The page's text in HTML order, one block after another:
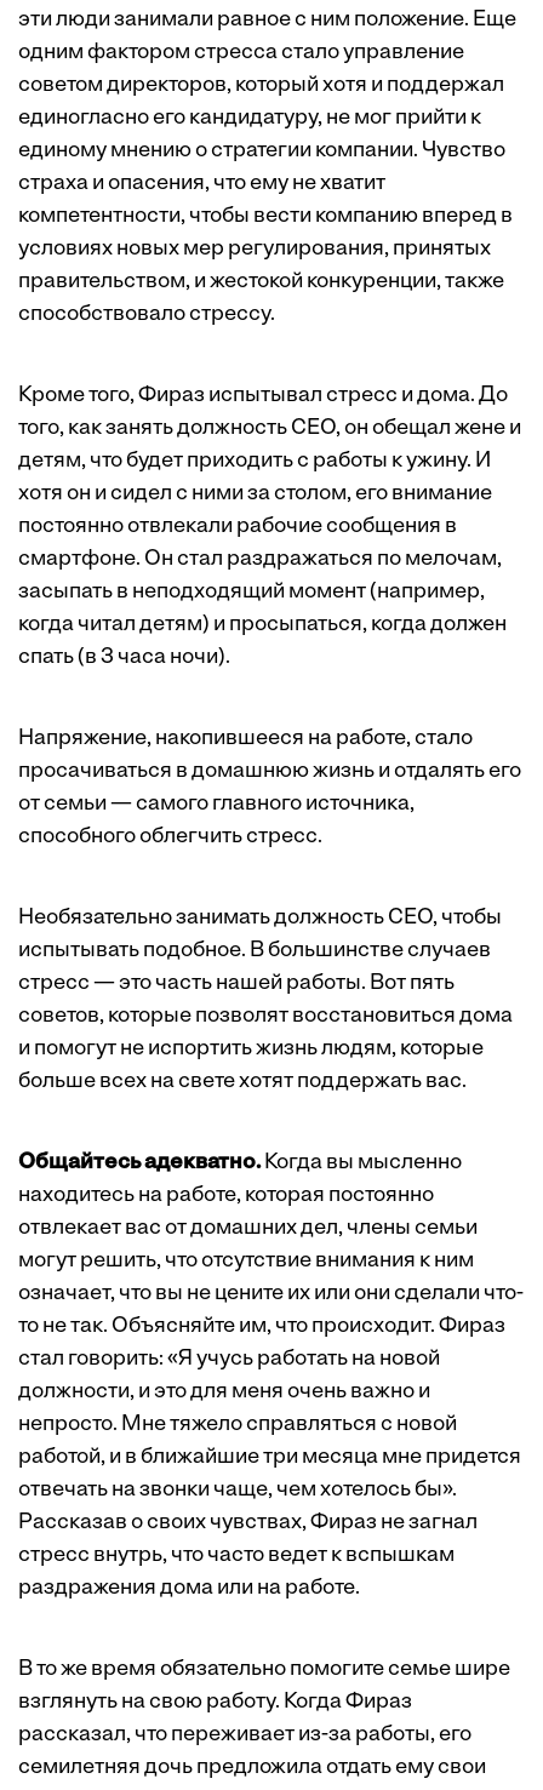
эти люди занимали равное с ним положение. Еще
одним фактором стресса стало управление
советом директоров, который хотя и поддержал
единогласно его кандидатуру, не мог прийти к
единому мнению о стратегии компании. Чувство
страха и опасения, что ему не хватит
компетентности, чтобы вести компанию вперед в
условиях новых мер регулирования, принятых
правительством, и жестокой конкуренции, также
способствовало стрессу.
Кроме того, Фираз испытывал стресс и дома. До
того, как занять должность CEO, он обещал жене и
детям, что будет приходить с работы к ужину. И
хотя он и сидел с ними за столом, его внимание
постоянно отвлекали рабочие сообщения в
смартфоне. Он стал раздражаться по мелочам,
засыпать в неподходящий момент (например,
когда читал детям) и просыпаться, когда должен
спать (в 3 часа ночи).
Напряжение, накопившееся на работе, стало
просачиваться в домашнюю жизнь и отдалять его
от семьи — самого главного источника,
способного облегчить стресс.
Необязательно занимать должность CEO, чтобы
испытывать подобное. В большинстве случаев
стресс — это часть нашей работы. Вот пять
советов, которые позволят восстановиться дома
и помогут не испортить жизнь людям, которые
больше всех на свете хотят поддержать вас.
Общайтесь адекватно.Когда вы мысленно
находитесь на работе, которая постоянно
отвлекает вас от домашних дел, члены семьи
могут решить, что отсутствие внимания к ним
означает, что вы не цените их или они сделали что-
то не так. Объясняйте им, что происходит. Фираз
стал говорить: «Я учусь работать на новой
должности, и это для меня очень важно и
непросто. Мне тяжело справляться с новой
работой, и в ближайшие три месяца мне придется
отвечать на звонки чаще, чем хотелось бы».
Рассказав о своих чувствах, Фираз не загнал
стресс внутрь, что часто ведет к вспышкам
раздражения дома или на работе.
В то же время обязательно помогите семье шире
взглянуть на свою работу. Когда Фираз
рассказал, что переживает из-за работы, его
семилетняя дочь предложила отдать ему свои